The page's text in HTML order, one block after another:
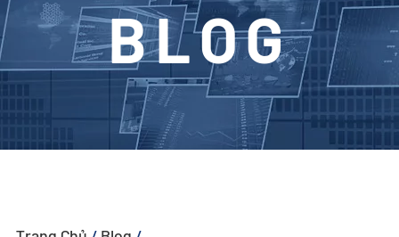
- Hệ Thống Anti-Drone
- - Hệ Thống Anti-Drone Cố Định
- - - ND-BU001 Hệ Thống Anti-Drone Tiêu Chuẩn
- - - ND-BU002 Hệ Thống Anti-Drone Cao Cấp
- - - ND-BU004 Hệ Thống Anti-Drone An Ninh Cơ Sở
BLOG